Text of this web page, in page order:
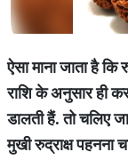
ऐसामानाजाताहैकि
राशिकेअनुसारही
डालतीहैं.तोचलिए
मुखीरुद्राक्षपहनना